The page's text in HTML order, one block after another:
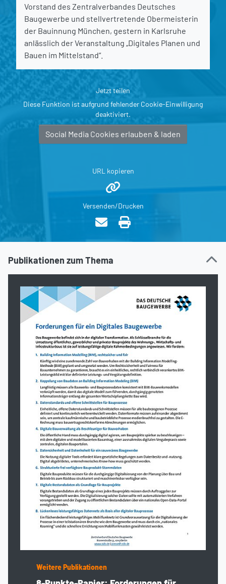
Vorstand des Zentralverbandes Deutsches
Baugewerbe und stellvertretende Obermeisterin
der Bauinnung München, gestern in Karlsruhe
anlässlich der Veranstaltung „Digitales Planen und
Bauen im Mittelstand“.
Jetzt teilen
Diese Funktion ist aufgrund fehlender Cookie-Einwilligung
deaktiviert.
Social Media Cookies erlauben & laden
URL kopieren
Versenden/Drucken
Publikationen zum Thema
Weitere Publikationen